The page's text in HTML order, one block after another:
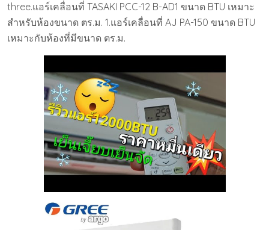
three.แอร์เคลื่อนที่ TASAKI PCC-12 B-AD1 ขนาด BTU เหมาะ
สำหรับห้องขนาด ตร.ม. 1.แอร์เคลื่อนที่ AJ PA-150 ขนาด BTU
เหมาะกับห้องที่มีขนาด ตร.ม.